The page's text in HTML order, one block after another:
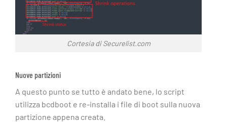
Cortesia di Securelist.com
Nuove partizioni
A questo punto se tutto è andato bene, lo script
utilizza bcdboot e re-installa i file di boot sulla nuova
partizione appena creata.